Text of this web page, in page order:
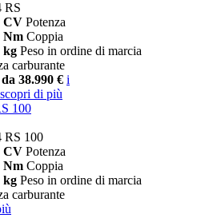
RS
CV Potenza
Nm Coppia
kg Peso in ordine di marcia
carburante
38.990 € i
scopri di più
100
RS 100
CV Potenza
Nm Coppia
kg Peso in ordine di marcia
carburante